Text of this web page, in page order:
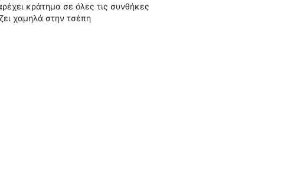
κράτημα σε όλες τις συνθήκες
χαμηλά στην τσέπη